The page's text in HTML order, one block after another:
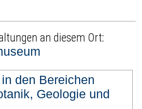
an diesem Ort:
den Bereichen
Geologie und